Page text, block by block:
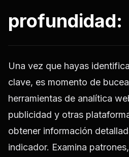
profundidad:
Una vez que hayas
clave, es momento de
herramientas de analítica
publicidad y otras
obtener información
indicador. Examina